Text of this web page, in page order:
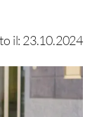
il: 23.10.2024